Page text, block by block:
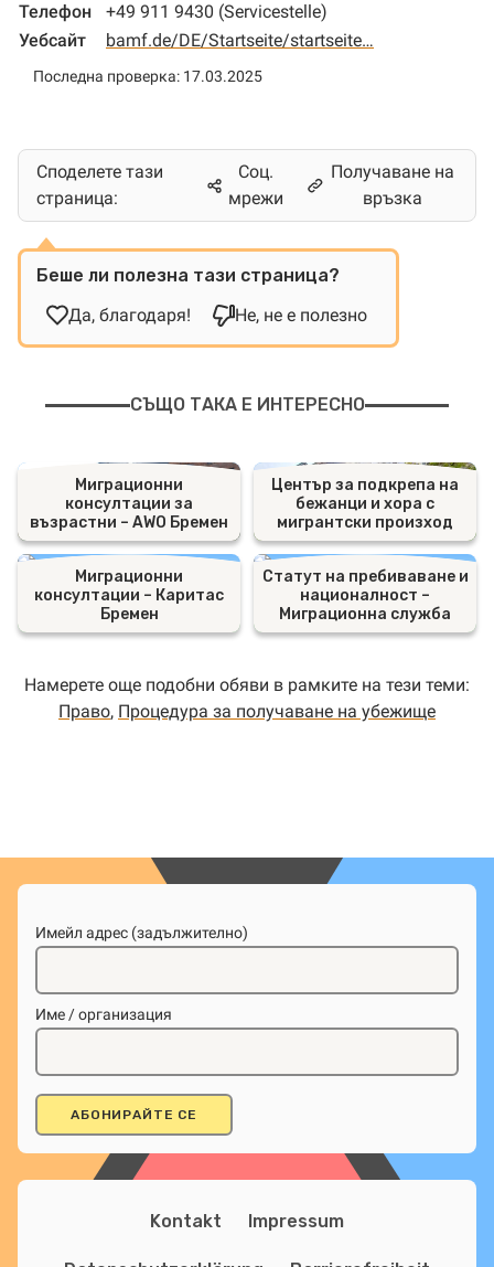
Телефон
+49 911 9430 (Servicestelle)
Уебсайт
bamf.de/DE/Startseite/startseite…
Последна проверка: 17.03.2025
Споделете тази
страница:
Соц.
мрежи
Получаване на
връзка
Беше ли полезна тази страница?
Да, благодаря!
Не, не е полезно
СЪЩО ТАКА Е ИНТЕРЕСНО
Миграционни
консултации за
възрастни – AWO Бремен
Център за подкрепа на
бежанци и хора с
мигрантски произход
Миграционни
консултации – Каритас
Бремен
Статут на пребиваване и
националност –
Миграционна служба
Намерете още подобни обяви в рамките на тези теми:
Право, Процедура за получаване на убежище
Имейл адрес (задължително)
Име / организация
Kontakt Impressum